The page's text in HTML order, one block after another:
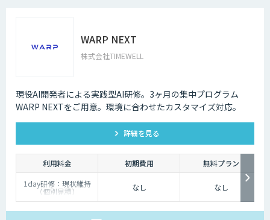
WARP NEXT
株式会社TIMEWELL
現役AI開発者による実践型AI研修。3ヶ月の集中プログラム
WARP NEXTをご用意。環境に合わせたカスタマイズ対応。
詳細を見る
利用料金 初期費用
無料プラン
1day研修：現状維持
（個別見積）
スタンダードプラン：
なし なし